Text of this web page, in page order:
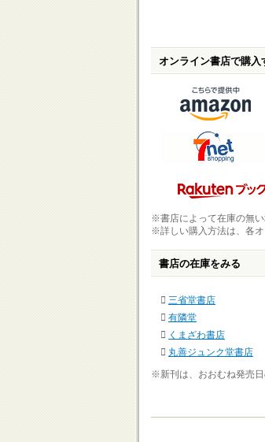
オンライン書店で購入
※書店によって在庫の無い
※詳しい購入方法は、各オ
書店の在庫をみる
三省堂書店
有隣堂
くまざわ書店
丸善ジュンク堂書店
※新刊は、おおむね発売